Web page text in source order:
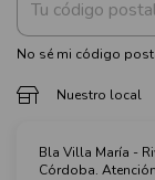
No sé mi código
Nuestro local
Bla Villa María -
Córdoba.